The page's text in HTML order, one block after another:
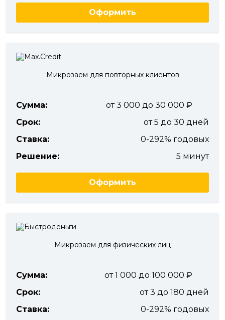
Оформить
Микрозаём для повторных клиентов
Сумма:
от 3 000 до 30 000
Срок:
от 5 до 30 дней
Ставка:
0-292% годовых
Решение:
5 минут
Оформить
Микрозаём для физических лиц
Сумма:
от 1 000 до 100 000
Срок:
от 3 до 180 дней
Ставка:
0-292% годовых